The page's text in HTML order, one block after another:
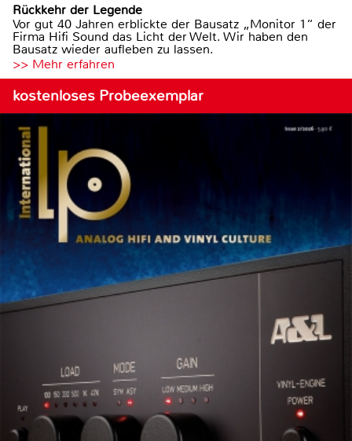
Rückkehr der Legende
Vor gut 40 Jahren erblickte der Bausatz „Monitor 1“ der
Firma Hifi Sound das Licht der Welt. Wir haben den
Bausatz wieder aufleben zu lassen.
>> Mehr erfahren
kostenloses Probeexemplar